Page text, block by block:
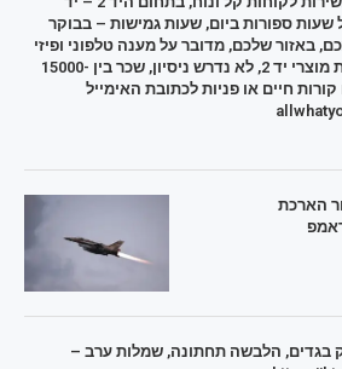
ספורות ביום, שעות גמישות – בבוקר
באזור שלכם, מדובר על מענה טלפוני ופיזי
ללקוחות המעוניינים לקחת מוצרי יד 2, לא נדרש ניסיון, שכר בין 15000-
קורות חיים או פניות לכתובת האימייל
הארכת
בגדים, הלבשה תחתונה, שמלות ערב –